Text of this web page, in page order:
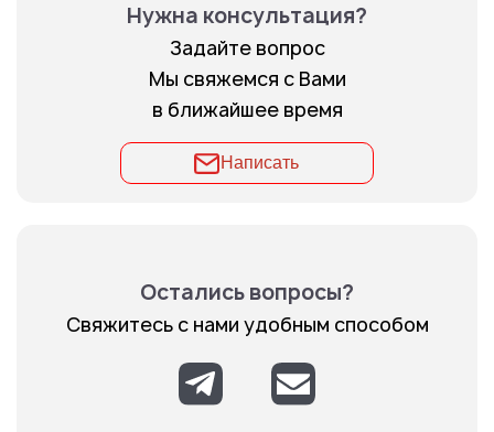
Нужна консультация?
Задайте вопрос
Мы свяжемся с Вами
в ближайшее время
Написать
Остались вопросы?
Свяжитесь с нами удобным способом